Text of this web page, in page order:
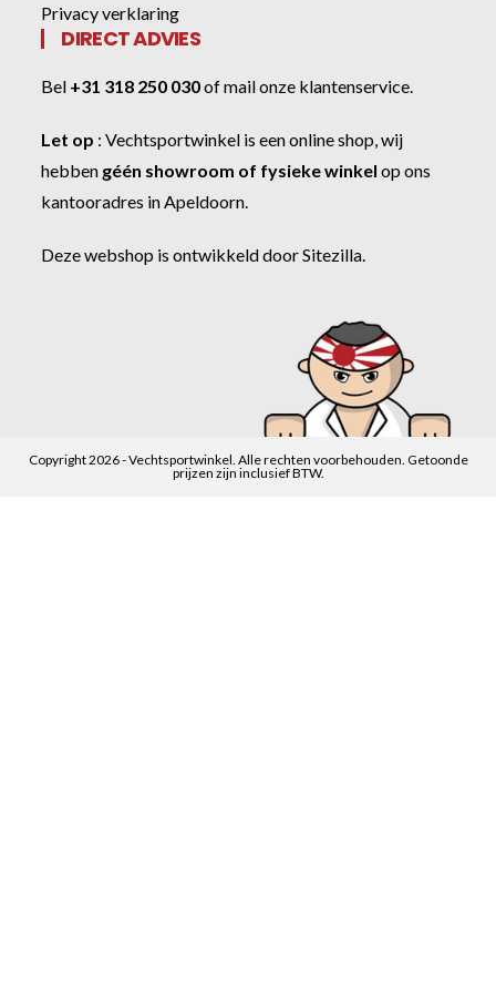
Privacy verklaring
DIRECT ADVIES
Bel +31 318 250 030ofmail onze klantenservice
Let op :Vechtsportwinkel is een online shop, wij
hebben géén showroom of fysieke winkel op ons
kantooradres in Apeldoorn.
Deze webshop is ontwikkeld doorSitezilla
Copyright 2026 - Vechtsportwinkel. Alle rechten voorbehouden. Getoonde
prijzen zijn inclusief BTW.